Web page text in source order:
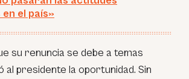
el país»
su renuncia se debe a temas
presidente la oportunidad. Sin